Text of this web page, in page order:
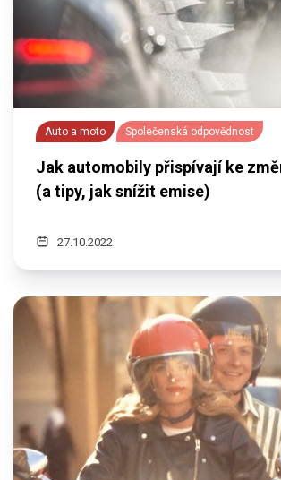
Auto a moto Společenská odpovědnost
Jak automobily přispívají ke
(a tipy, jak snížit emise)
27.10.2022